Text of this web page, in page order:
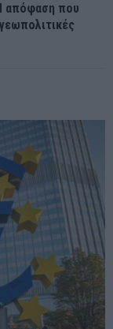
απόφαση που